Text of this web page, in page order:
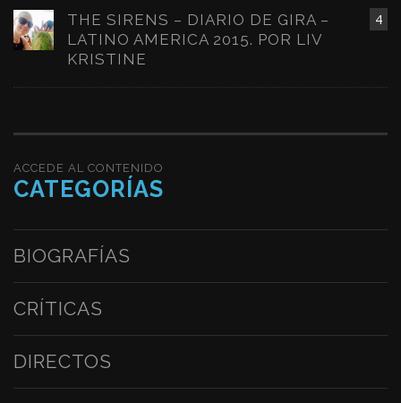
4
THE SIRENS – DIARIO DE GIRA –
LATINO AMERICA 2015. POR LIV
KRISTINE
ACCEDE AL CONTENIDO
CATEGORÍAS
BIOGRAFÍAS
CRÍTICAS
DIRECTOS